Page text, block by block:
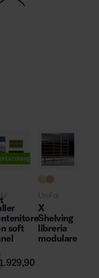
consegna
soft
UniFor
X
Shelving
libreria
modulare